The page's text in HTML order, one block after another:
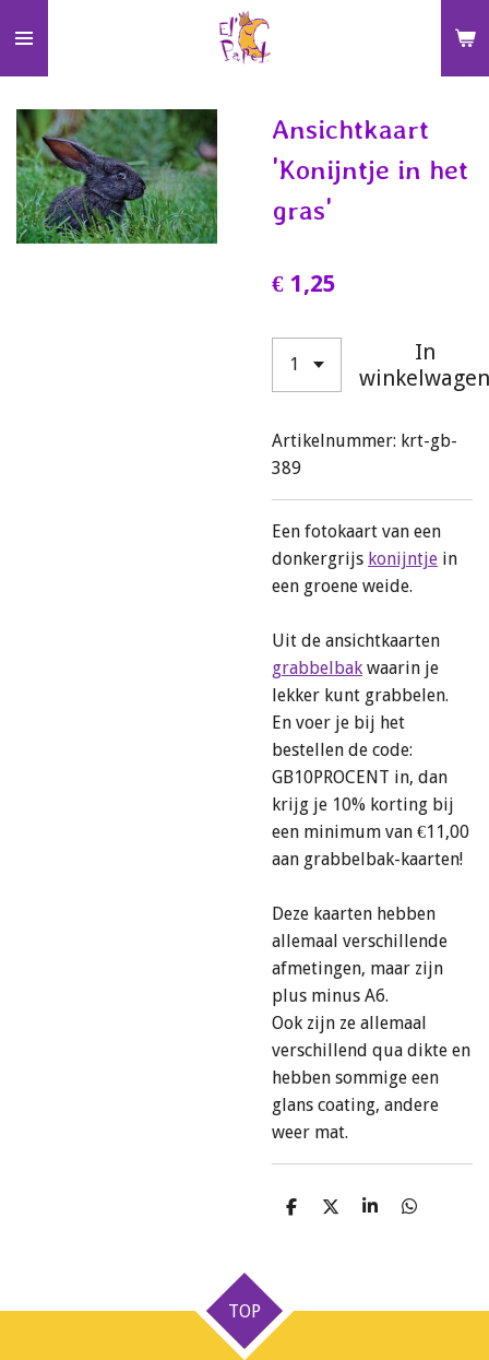
direct
naar
de
hoofdinhoud
Ansichtkaart
'Konijntje in het
gras'
€ 1,25
In
winkelwagen
Artikelnummer: krt-gb-
389
Een fotokaart van een
donkergrijs konijntje in
een groene weide.
Uit de ansichtkaarten
grabbelbak waarin je
lekker kunt grabbelen.
En voer je bij het
bestellen de code:
GB10PROCENT in, dan
krijg je 10% korting bij
een minimum van €11,00
aan grabbelbak-kaarten!
Deze kaarten hebben
allemaal verschillende
afmetingen, maar zijn
plus minus A6.
Ook zijn ze allemaal
verschillend qua dikte en
hebben sommige een
glans coating, andere
weer mat.
D
D
S
D
TOP